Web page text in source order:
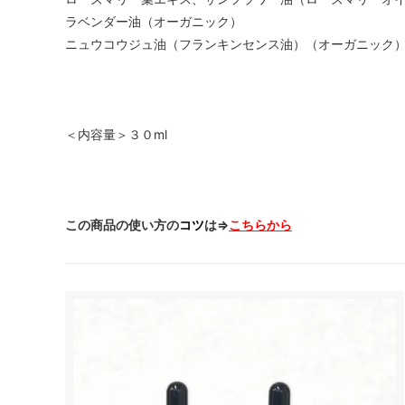
ラベンダー油（オーガニック）
ニュウコウジュ油（フランキンセンス油）（オーガニック
＜内容量＞３０ml
この商品の使い方のコツは⇒こちらから